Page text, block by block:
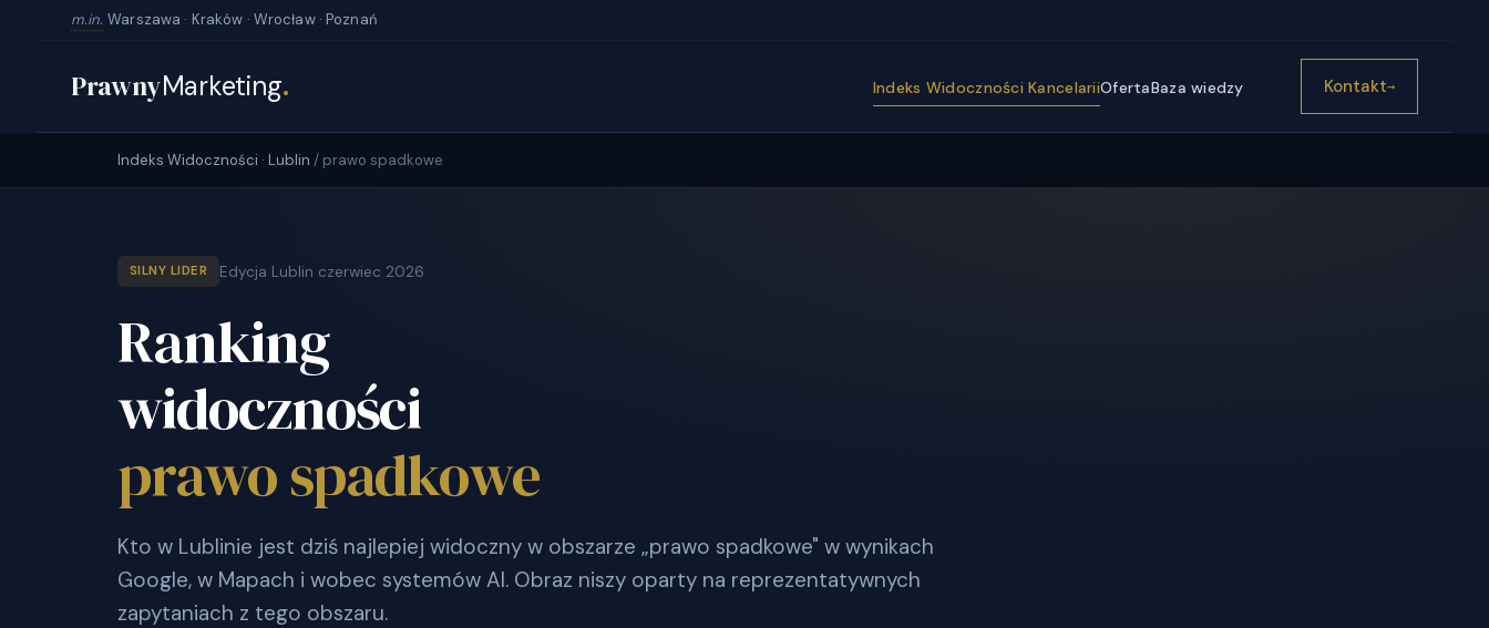
m.in. Warszawa · Kraków · Wrocław · Poznań
PrawnyMarketing. Indeks Widoczności KancelariiOfertaBaza wiedzy Kontakt→
Indeks Widoczności · Lublin / prawo spadkowe
SILNY LIDER Edycja Lublin czerwiec 2026
Ranking
widoczności
prawo spadkowe
Kto w Lublinie jest dziś najlepiej widoczny w obszarze „prawo spadkowe" w wynikach
Google, w Mapach i wobec systemów AI. Obraz niszy oparty na reprezentatywnych
zapytaniach z tego obszaru.